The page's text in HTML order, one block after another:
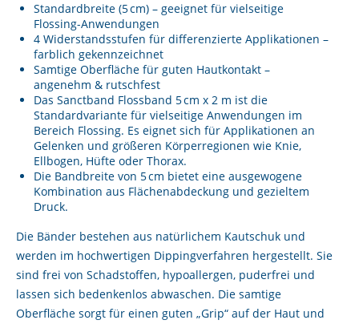
Standardbreite (5 cm) – geeignet für vielseitige
Flossing-Anwendungen
4 Widerstandsstufen für differenzierte Applikationen –
farblich gekennzeichnet
Samtige Oberfläche für guten Hautkontakt –
angenehm & rutschfest
Das Sanctband Flossband 5 cm x 2 m ist die
Standardvariante für vielseitige Anwendungen im
Bereich Flossing. Es eignet sich für Applikationen an
Gelenken und größeren Körperregionen wie Knie,
Ellbogen, Hüfte oder Thorax.
Die Bandbreite von 5 cm bietet eine ausgewogene
Kombination aus Flächenabdeckung und gezieltem
Druck.
Die Bänder bestehen aus natürlichem Kautschuk und
werden im hochwertigen Dippingverfahren hergestellt. Sie
sind frei von Schadstoffen, hypoallergen, puderfrei und
lassen sich bedenkenlos abwaschen. Die samtige
Oberfläche sorgt für einen guten „Grip“ auf der Haut und